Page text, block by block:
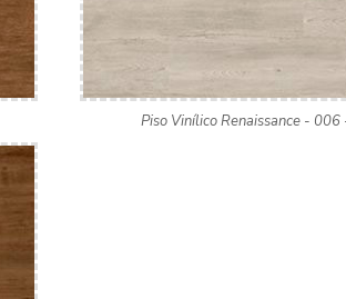
Piso Vinílico Renaissance - 006